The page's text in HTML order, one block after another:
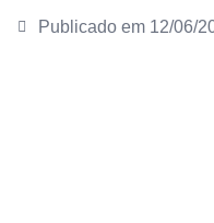
Publicado em 12/06/